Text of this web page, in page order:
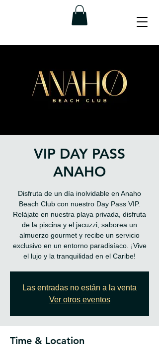
VIP DAY PASS
ANAHO
Disfruta de un día inolvidable en Anaho
Beach Club con nuestro Day Pass VIP.
Relájate en nuestra playa privada, disfruta
de la piscina y el jacuzzi, saborea un
almuerzo gourmet y recibe un servicio
exclusivo en un entorno paradisíaco. ¡Vive
Las entradas no están a la venta
Ver otros eventos
Time & Location